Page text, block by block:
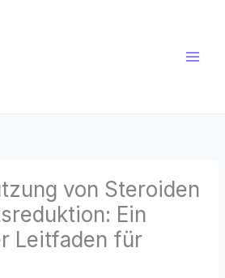
von Steroiden
Ein
Leitfaden für